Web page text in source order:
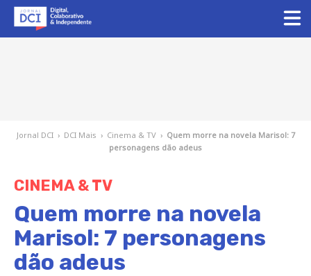
Jornal DCI › DCI Mais › Cinema & TV › Quem morre na novela Marisol: 7
personagens dão adeus
CINEMA & TV
Quem morre na novela
Marisol: 7 personagens
dão adeus